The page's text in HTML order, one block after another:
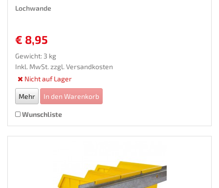
Lochwande
€ 8,95
Gewicht: 3 kg
Inkl. MwSt. zzgl. Versandkosten
Nicht auf Lager
Mehr In den Warenkorb
Wunschliste